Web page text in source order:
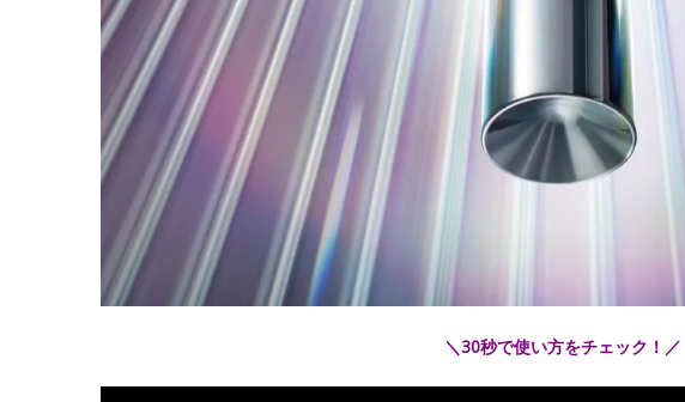
＼30秒で使い方をチェック！／